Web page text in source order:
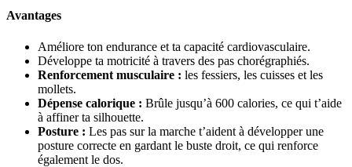
Avantages
Améliore ton endurance et ta capacité cardiovasculaire.
Développe ta motricité à travers des pas chorégraphiés.
Renforcement musculaire : les fessiers, les cuisses et les
mollets.
Dépense calorique : Brûle jusqu’à 600 calories, ce qui t’aide
à affiner ta silhouette.
Posture : Les pas sur la marche t’aident à développer une
posture correcte en gardant le buste droit, ce qui renforce
également le dos.